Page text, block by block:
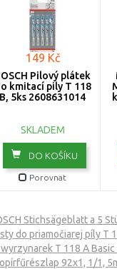
149 Kč
Pilový plátek
kmitací pily T 118
B, 5ks 2608631014
SKLADEM
DO KOŠÍKU
Porovnat
Stichsägeblatt a 5
do priamočiarej píly T
T 118 A
92x1, 1/1,